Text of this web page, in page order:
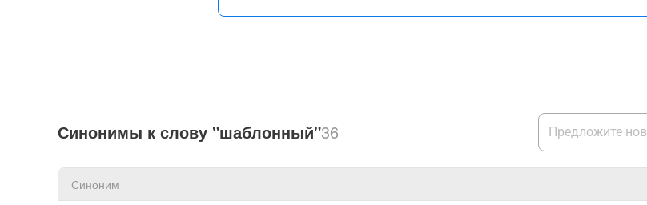
Синонимы к слову "шаблонный"36
Синоним